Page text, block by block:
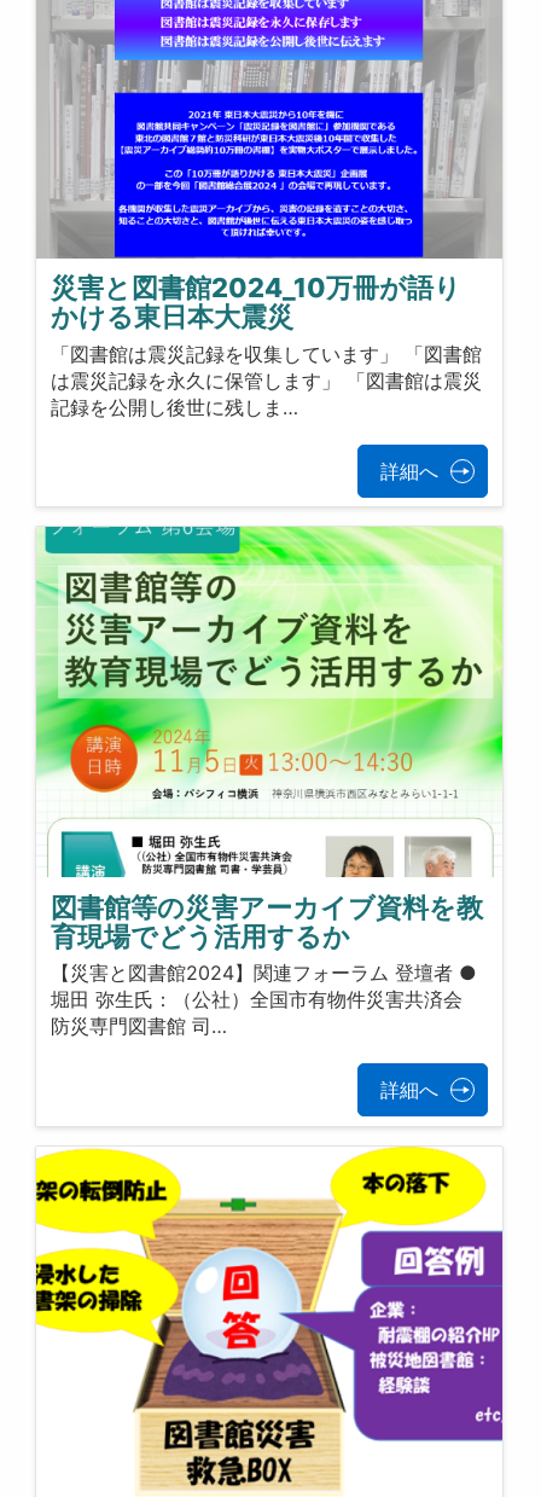
災害と図書館2024_10万冊が語り
かける東日本大震災
「図書館は震災記録を収集しています」 「図書館
は震災記録を永久に保管します」 「図書館は震災
記録を公開し後世に残しま…
詳細へ
図書館等の災害アーカイブ資料を教
育現場でどう活用するか
【災害と図書館2024】関連フォーラム 登壇者 ●
堀田 弥生氏：（公社）全国市有物件災害共済会
防災専門図書館 司…
詳細へ